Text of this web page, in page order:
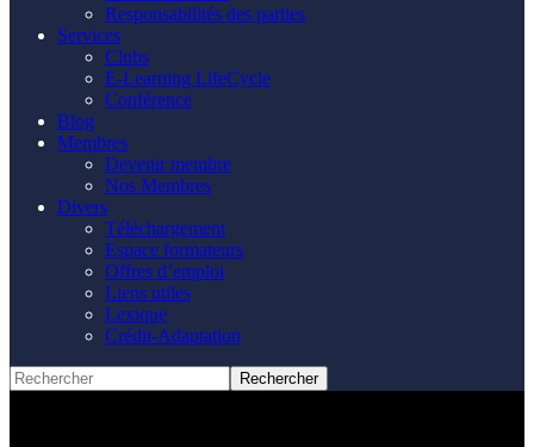
Responsabilités des parties
Services
Clubs
E-Learning LifeCycle
Conférence
Blog
Membres
Devenir membre
Nos Membres
Divers
Téléchargement
Espace formateurs
Offres d’emploi
Liens utiles
Lexique
Crédit-Adaptation